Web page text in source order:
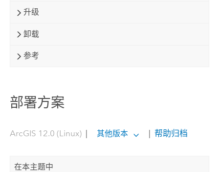
升级
卸载
参考
部署方案
ArcGIS 12.0 (Linux)| 其他版本 帮助归档
在本主题中